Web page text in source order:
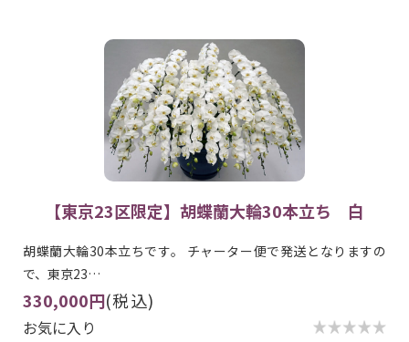
【東京23区限定】胡蝶蘭大輪30本立ち 白
胡蝶蘭大輪30本立ちです。 チャーター便で発送となりますの
で、東京23…
330,000円(税込)
お気に入り